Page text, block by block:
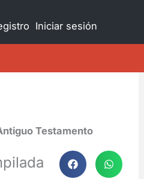
Iniciar sesión
Testamento